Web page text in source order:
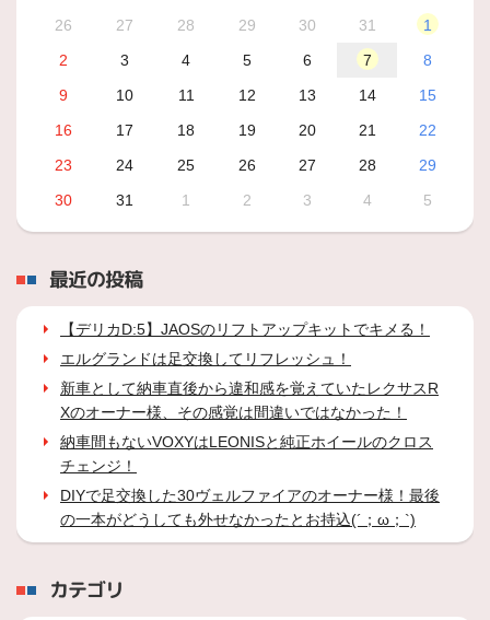
26
27 28 29 30 31
1
2
3 4 5 6 7
8
9
10 11 12 13 14
15
16
17 18 19 20 21
22
23
24 25 26 27 28
29
30
31 1 2 3 4 5
最近の投稿
【デリカD:5】JAOSのリフトアップキットでキメる！
エルグランドは足交換してリフレッシュ！
新車として納車直後から違和感を覚えていたレクサスR
Xのオーナー様、その感覚は間違いではなかった！
納車間もないVOXYはLEONISと純正ホイールのクロス
チェンジ！
DIYで足交換した30ヴェルファイアのオーナー様！最後
の一本がどうしても外せなかったとお持込(´；ω；`)
カテゴリ